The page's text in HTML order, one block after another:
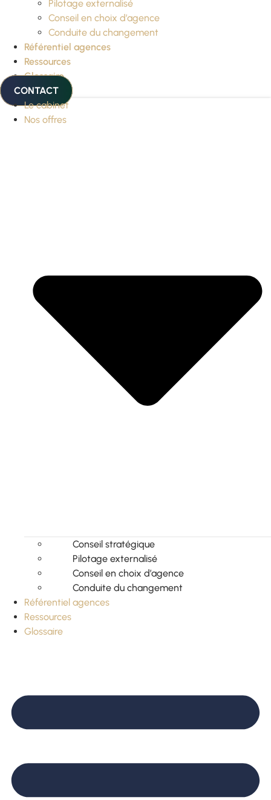
Pilotage externalisé
Conseil en choix d’agence
Conduite du changement
Référentiel agences
Ressources
Glossaire
CONTACT
Le cabinet
Nos offres
Conseil stratégique
Pilotage externalisé
Conseil en choix d’agence
Conduite du changement
Référentiel agences
Ressources
Glossaire